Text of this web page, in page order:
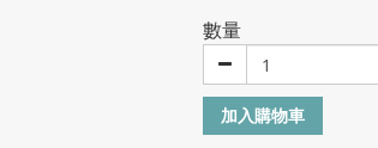
數量
加入購物車